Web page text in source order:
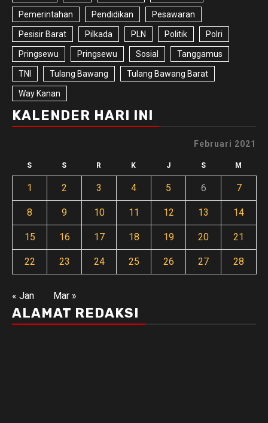
Pemerintahan Pendidikan Pesawaran
Pesisir Barat Pilkada PLN Politik Polri
Pringsewu Pringsewu Sosial Tanggamus
TNI Tulang Bawang Tulang Bawang Barat
Way Kanan
KALENDER HARI INI
Februari 2021
S S R K J S M
1 2 3 4 5 6 7
8 9 10 11 12 13 14
15 16 17 18 19 20 21
22 23 24 25 26 27 28
« Jan Mar »
ALAMAT REDAKSI